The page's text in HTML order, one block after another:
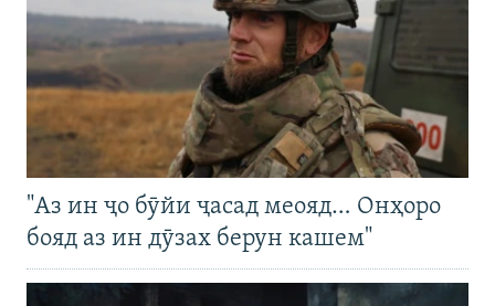
"Аз ин ҷо бӯйи ҷасад меояд… Онҳоро
бояд аз ин дӯзах берун кашем"